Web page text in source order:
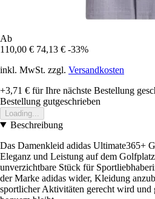
Ab
110,00 € 74,13 € -33%
inkl. MwSt. zzgl. Versandkosten
+3,71 € für Ihre nächste Bestellung
Bestellung gutgeschrieben
Loading...
Beschreibung
Das Damenkleid adidas Ultimate365+
Eleganz und Leistung auf dem
unverzichtbare Stück für
der Marke adidas wider, Kleidung
sportlicher Aktivitäten gerecht wird und